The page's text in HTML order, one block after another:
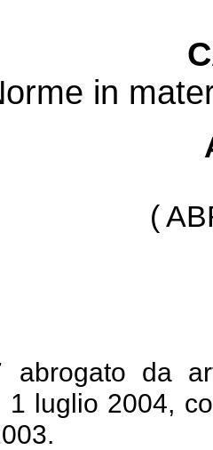
in
(
abrogato da
1 luglio 2004,